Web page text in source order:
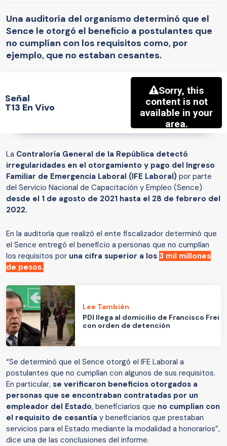
Una auditoría del organismo determinó que el
Sence le otorgó el beneficio a postulantes que
no cumplían con los requisitos como, por
ejemplo, que no estaban cesantes.
Señal
T13 En Vivo
La Contraloría General de la República detectó
irregularidades en el otorgamiento y pago del Ingreso
Familiar de Emergencia Laboral (IFE Laboral) por parte
del Servicio Nacional de Capacitación y Empleo (Sence)
desde el 1 de agosto de 2021 hasta el 28 de febrero del
2022.
En la auditoría que realizó el ente fiscalizador determinó que
el Sence entregó el beneficio a personas que no cumplían
los requisitos por una cifra superior a los 3 mil millones
de pesos.
Lee También
PDI llega al domicilio de Francisco Frei
con orden de detención
“Se determinó que el Sence otorgó el IFE Laboral a
postulantes que no cumplían con algunos de sus requisitos.
En particular, se verificaron beneficios otorgados a
personas que se encontraban contratadas por un
empleador del Estado, beneficiarios que no cumplían con
el requisito de cesantía y beneficiarios que prestaban
servicios para el Estado mediante la modalidad a honorarios”,
dice una de las conclusiones del informe.